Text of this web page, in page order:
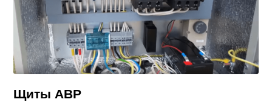
Щиты АВР